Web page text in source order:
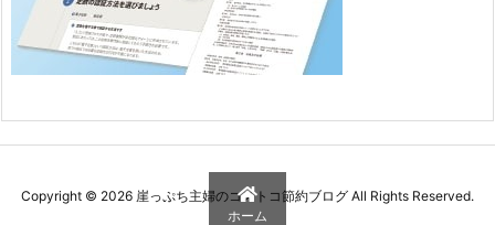
Copyright © 2026 崖っぷち主婦のコストコ節約ブログ All Rights Reserved.
ホーム